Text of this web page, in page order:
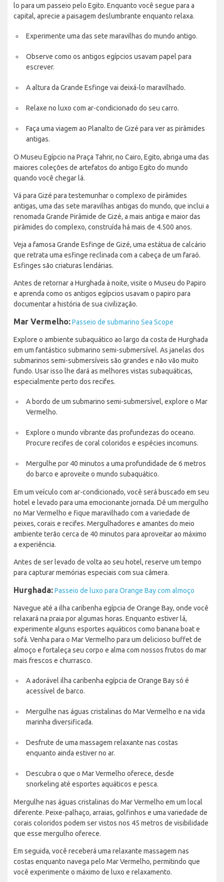
lo para um passeio pelo Egito. Enquanto você segue para a
capital, aprecie a paisagem deslumbrante enquanto relaxa.
Experimente uma das sete maravilhas do mundo antigo.
Observe como os antigos egípcios usavam papel para
escrever.
A altura da Grande Esfinge vai deixá-lo maravilhado.
Relaxe no luxo com ar-condicionado do seu carro.
Faça uma viagem ao Planalto de Gizé para ver as pirâmides
antigas.
O Museu Egípcio na Praça Tahrir, no Cairo, Egito, abriga uma das
maiores coleções de artefatos do antigo Egito do mundo
quando você chegar lá.
Vá para Gizé para testemunhar o complexo de pirâmides
antigas, uma das sete maravilhas antigas do mundo, que inclui a
renomada Grande Pirâmide de Gizé, a mais antiga e maior das
pirâmides do complexo, construída há mais de 4.500 anos.
Veja a famosa Grande Esfinge de Gizé, uma estátua de calcário
que retrata uma esfinge reclinada com a cabeça de um faraó.
Esfinges são criaturas lendárias.
Antes de retornar a Hurghada à noite, visite o Museu do Papiro
e aprenda como os antigos egípcios usavam o papiro para
documentar a história de sua civilização.
Mar Vermelho:Passeio de submarino Sea Scope
Explore o ambiente subaquático ao largo da costa de Hurghada
em um fantástico submarino semi-submersível. As janelas dos
submarinos semi-submersíveis são grandes e não vão muito
fundo. Usar isso lhe dará as melhores vistas subaquáticas,
especialmente perto dos recifes.
A bordo de um submarino semi-submersível, explore o Mar
Vermelho.
Explore o mundo vibrante das profundezas do oceano.
Procure recifes de coral coloridos e espécies incomuns.
Mergulhe por 40 minutos a uma profundidade de 6 metros
do barco e aproveite o mundo subaquático.
Em um veículo com ar-condicionado, você será buscado em seu
hotel e levado para uma emocionante jornada. Dê um mergulho
no Mar Vermelho e fique maravilhado com a variedade de
peixes, corais e recifes. Mergulhadores e amantes do meio
ambiente terão cerca de 40 minutos para aproveitar ao máximo
a experiência.
Antes de ser levado de volta ao seu hotel, reserve um tempo
para capturar memórias especiais com sua câmera.
Hurghada:Passeio de luxo para Orange Bay com almoço
Navegue até a ilha caribenha egípcia de Orange Bay, onde você
relaxará na praia por algumas horas. Enquanto estiver lá,
experimente alguns esportes aquáticos como banana boat e
sofá. Venha para o Mar Vermelho para um delicioso buffet de
almoço e fortaleça seu corpo e alma com nossos frutos do mar
mais frescos e churrasco.
A adorável ilha caribenha egípcia de Orange Bay só é
acessível de barco.
Mergulhe nas águas cristalinas do Mar Vermelho e na vida
marinha diversificada.
Desfrute de uma massagem relaxante nas costas
enquanto ainda estiver no ar.
Descubra o que o Mar Vermelho oferece, desde
snorkeling até esportes aquáticos e pesca.
Mergulhe nas águas cristalinas do Mar Vermelho em um local
diferente. Peixe-palhaço, arraias, golfinhos e uma variedade de
corais coloridos podem ser vistos nos 45 metros de visibilidade
que esse mergulho oferece.
Em seguida, você receberá uma relaxante massagem nas
costas enquanto navega pelo Mar Vermelho, permitindo que
você experimente o máximo de luxo e relaxamento.